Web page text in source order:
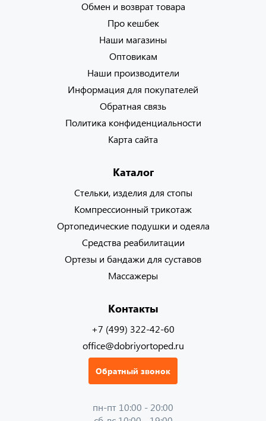
Обмен и возврат товара
Про кешбек
Наши магазины
Оптовикам
Наши производители
Информация для покупателей
Обратная связь
Политика конфиденциальности
Карта сайта
Каталог
Стельки, изделия для стопы
Компрессионный трикотаж
Ортопедические подушки и одеяла
Средства реабилитации
Ортезы и бандажи для суставов
Массажеры
Контакты
+7 (499) 322-42-60
office@dobriyortoped.ru
Обратный звонок
пн-пт 10:00 - 20:00